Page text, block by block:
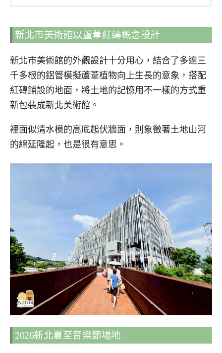
新北市美術館以蘆葦紅磚概念設計
新北市美術館的外觀設計十分用心，結合了多達三
千多根的鋁管模擬蘆葦植物向上生長的意象，搭配
紅磚鋪設的地面，將土地的記憶用不一樣的方式重
新包裝成新北美術館。
裡面似清水模的高底起伏牆面，則象徵著土地山河
的綿延隆起，也是很有意思。
2026新北夏至音樂節場地